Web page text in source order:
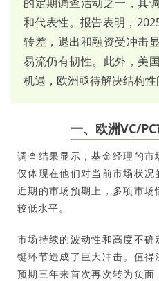
和代表性。报告表明，
转差，退出和融资受冲击
易流仍有韧性。此外，美
机遇，欧洲亟待解决结构
一、 欧洲VC/
调查结果显示，基金经理的
仅体现在他们对当前市场状
近期的市场预期上，多项市
较低水平。
市场持续的波动性和高度不
键环节造成了巨大冲击。值
预期三年来首次再次转为负